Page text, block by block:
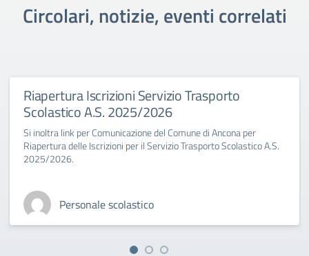
Circolari, notizie, eventi correlati
Riapertura Iscrizioni Servizio Trasporto
Scolastico A.S. 2025/2026
Si inoltra link per Comunicazione del Comune di Ancona per
Riapertura delle Iscrizioni per il Servizio Trasporto Scolastico A.S.
2025/2026.
Personale scolastico